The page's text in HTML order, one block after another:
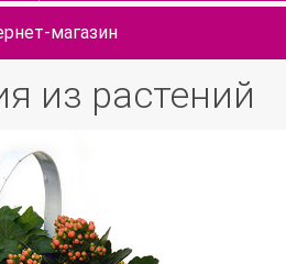
магазин
из растений